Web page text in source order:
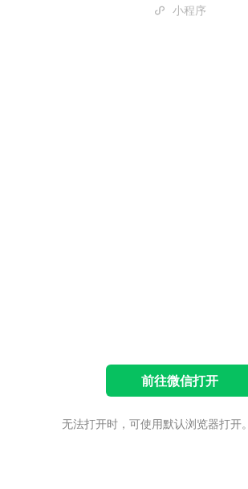
小程序
前往微信打开
无法打开时，可使用默认浏览器打开。